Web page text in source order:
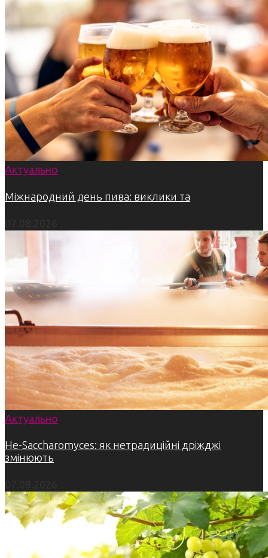
Актуально
Міжнародний день пива: виклики та
Актуально
Не-Saccharomyces: як нетрадиційні дріжджі
змінюють